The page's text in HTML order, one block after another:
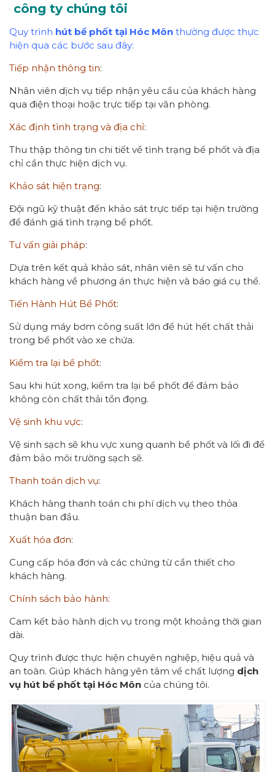
công ty chúng tôi
Quy trình hút bể phốt tại Hóc Môn thường được thực
hiện qua các bước sau đây:
Tiếp nhận thông tin:
Nhân viên dịch vụ tiếp nhận yêu cầu của khách hàng
qua điện thoại hoặc trực tiếp tại văn phòng.
Xác định tình trạng và địa chỉ:
Thu thập thông tin chi tiết về tình trạng bể phốt và địa
chỉ cần thực hiện dịch vụ.
Khảo sát hiện trạng:
Đội ngũ kỹ thuật đến khảo sát trực tiếp tại hiện trường
để đánh giá tình trạng bể phốt.
Tư vấn giải pháp:
Dựa trên kết quả khảo sát, nhân viên sẽ tư vấn cho
khách hàng về phương án thực hiện và báo giá cụ thể.
Tiến Hành Hút Bể Phốt:
Sử dụng máy bơm công suất lớn để hút hết chất thải
trong bể phốt vào xe chứa.
Kiểm tra lại bể phốt:
Sau khi hút xong, kiểm tra lại bể phốt để đảm bảo
không còn chất thải tồn đọng.
Vệ sinh khu vực:
Vệ sinh sạch sẽ khu vực xung quanh bể phốt và lối đi để
đảm bảo môi trường sạch sẽ.
Thanh toán dịch vụ:
Khách hàng thanh toán chi phí dịch vụ theo thỏa
thuận ban đầu.
Xuất hóa đơn:
Cung cấp hóa đơn và các chứng từ cần thiết cho
khách hàng.
Chính sách bảo hành:
Cam kết bảo hành dịch vụ trong một khoảng thời gian
dài.
Quy trình được thực hiện chuyên nghiệp, hiệu quả và
an toàn. Giúp khách hàng yên tâm về chất lượng dịch
vụ hút bể phốt tại Hóc Môn của chúng tôi.